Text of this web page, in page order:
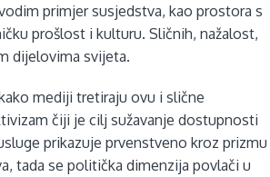
primjer susjedstva, kao prostora s
prošlost i kulturu. Sličnih, nažalost,
dijelovima svijeta.
mediji tretiraju ovu i slične
čiji je cilj sužavanje dostupnosti
prikazuje prvenstveno kroz prizmu
tada se politička dimenzija povlači u